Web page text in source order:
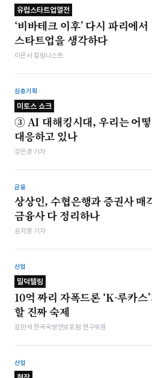
유럽스타트업열전
‘비바테크 이후’ 다시 파리에서
스타트업을 생각하다
이은서 칼럼니스트
심층기획
미토스 쇼크
③ AI 대해킹시대, 우리는 어
대응하고 있나
강은경 기자
금융
상상인, 수협은행과 증권사
금융사 다 정리하나
심지영 기자
산업
밀덕텔링
10억 짜리 자폭드론 ‘K-루카스
할 진짜 숙제
김민석 한국국방안보포럼 연구위원
산업